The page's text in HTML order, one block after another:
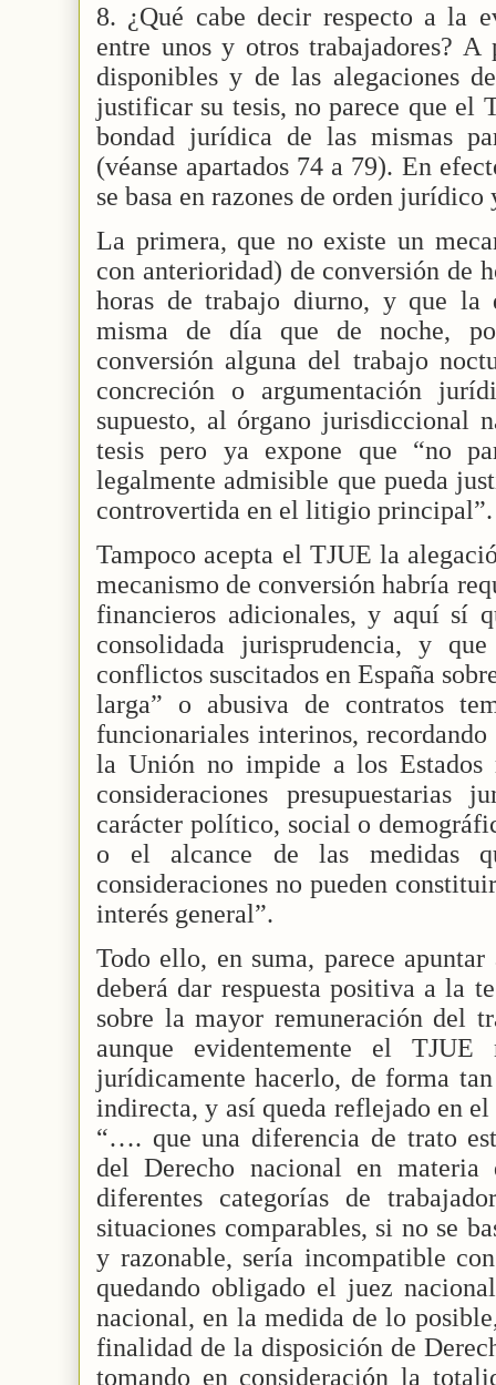
8. ¿Qué cabe decir respecto a la
entre unos y otros trabajadores?
disponibles y de las alegaciones
justificar su tesis, no parece que el
bondad jurídica de las mismas
(véanse apartados 74 a 79). En
se basa en razones de orden
La primera, que no existe un
con anterioridad) de conversión de
horas de trabajo diurno, y que la
misma de día que de noche,
conversión alguna del trabajo
concreción o argumentación
supuesto, al órgano jurisdiccional
tesis pero ya expone que “no
legalmente admisible que pueda
controvertida en el litigio principal”.
Tampoco acepta el TJUE la
mecanismo de conversión habría
financieros adicionales, y aquí sí
consolidada jurisprudencia, y
conflictos suscitados en España
larga” o abusiva de contratos
funcionariales interinos,
la Unión no impide a los Estados
consideraciones presupuestarias
carácter político, social o
o el alcance de las medidas
consideraciones no pueden
interés general”.
Todo ello, en suma, parece
deberá dar respuesta positiva a la
sobre la mayor remuneración del
aunque evidentemente el
jurídicamente hacerlo, de forma
indirecta, y así queda reflejado en
“…. que una diferencia de trato
del Derecho nacional en materia
diferentes categorías de
situaciones comparables, si no se
y razonable, sería incompatible
quedando obligado el juez
nacional, en la medida de lo
finalidad de la disposición de
tomando en consideración la